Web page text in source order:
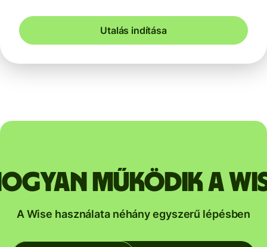
Utalás indítása
működik a
A Wise használata néhány egyszerű lépésben